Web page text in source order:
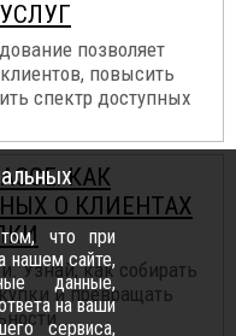
позволяет
повысить
спектр доступных
КАК
О КЛИЕНТАХ
Узнай, как собирать
и превращать
что при
нашем сайте,
данные,
на ваши
сервиса,